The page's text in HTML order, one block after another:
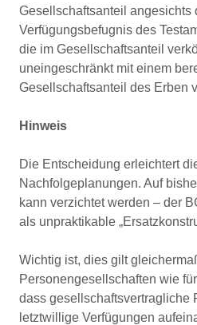
Gesellschaftsanteil angesichts
Verfügungsbefugnis des
die im Gesellschaftsanteil
uneingeschränkt mit einem
Gesellschaftsanteil des Erben
Hinweis
Die Entscheidung erleichtert
Nachfolgeplanungen. Auf
kann verzichtet werden – der
als unpraktikable
Wichtig ist, dies gilt
Personengesellschaften wie
dass gesellschaftsvertragliche
letztwillige Verfügungen